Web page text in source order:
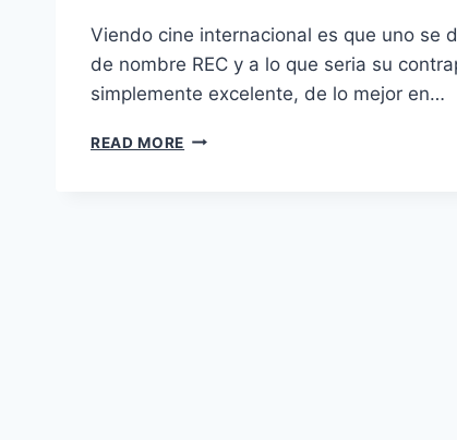
Viendo cine internacional es que uno se
de nombre REC y a lo que seria su
simplemente excelente, de lo mejor en…
READ MORE [REC]